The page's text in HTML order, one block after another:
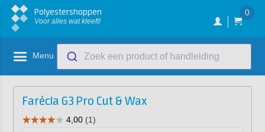
Polyestershoppen
Voor alles wat kleeft!
0
Menu Zoek een product of handleiding
Farécla G3 Pro Cut & Wax